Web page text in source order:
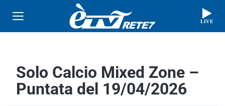
LIVE
Solo Calcio Mixed Zone –
Puntata del 19/04/2026